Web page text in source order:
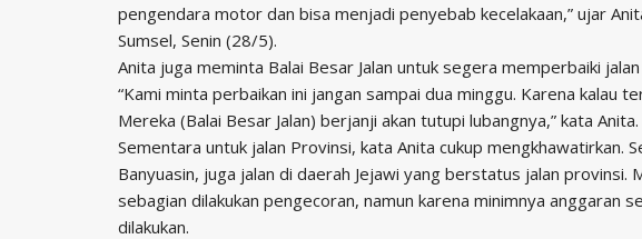
pengendara motor dan bisa menjadi penyebab kecelakaan,” ujar
Sumsel, Senin (28/5).
Anita juga meminta Balai Besar Jalan untuk segera memperbaiki
“Kami minta perbaikan ini jangan sampai dua minggu. Karena kalau
Mereka (Balai Besar Jalan) berjanji akan tutupi lubangnya,” kata Anita.
Sementara untuk jalan Provinsi, kata Anita cukup mengkhawatirkan.
Banyuasin, juga jalan di daerah Jejawi yang berstatus jalan provinsi.
sebagian dilakukan pengecoran, namun karena minimnya anggaran
dilakukan.